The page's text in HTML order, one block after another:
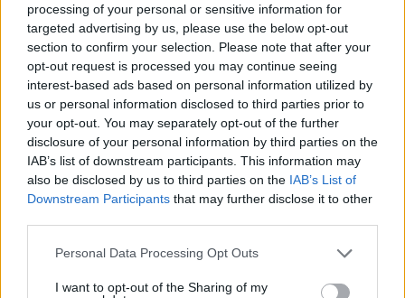
processing of your personal or sensitive information for
targeted advertising by us, please use the below opt-out
section to confirm your selection. Please note that after your
opt-out request is processed you may continue seeing
interest-based ads based on personal information utilized by
us or personal information disclosed to third parties prior to
your opt-out. You may separately opt-out of the further
disclosure of your personal information by third parties on the
IAB’s list of downstream participants. This information may
also be disclosed by us to third parties on the IAB’s List of
Downstream Participants that may further disclose it to other
Please note that this website/app uses one or more Google
not limited to your visit or usage behaviour. You may click to
Personal Data Processing Opt Outs
I want to opt-out of the Sharing of my
«Μπορεί να είχε φύγει κι άλλες φορές, ωστόσο να
μην ήταν για τόσες ημέρες», λέει στο protothema.gr
ο Κώστας Γιαννόπουλος – Η ανακοίνωση του
Χαμόγελου